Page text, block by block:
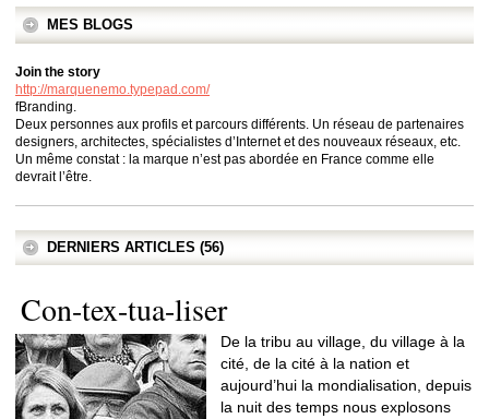
MES BLOGS
Join the story
http://marquenemo.typepad.com/
fBranding.
Deux personnes aux profils et parcours différents. Un réseau de partenaires
designers, architectes, spécialistes d’Internet et des nouveaux réseaux, etc.
Un même constat : la marque n’est pas abordée en France comme elle
devrait l’être.
DERNIERS ARTICLES (56)
Con-tex-tua-liser
De la tribu au village, du village à la
cité, de la cité à la nation et
aujourd’hui la mondialisation, depuis
la nuit des temps nous explosons